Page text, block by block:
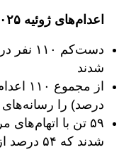
اعدام‌های ژوئیه ۲۰۲۵ در یک نگاه:
شدند
درصد) را
۵۹ تن با
شدند که ۵۴ درصد از کل اعدام‌هاست